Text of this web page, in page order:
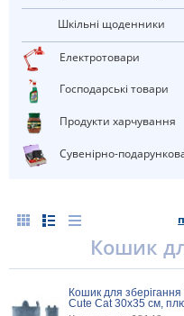
Шкільні щоденники
електротовари
Господарські товари
Продукти харчування
Сувенірно-
Кошик
Кошик для
Cute Cat 30х35 см,